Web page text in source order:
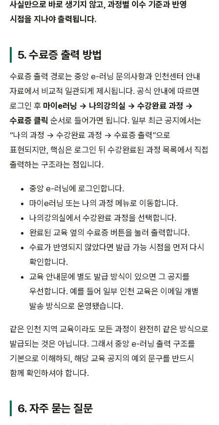
사실만으로 바로 생기지 않고, 과정별 이수 기준과 반영
시점을 지나야 출력됩니다.
5. 수료증 출력 방법
수료증 출력 경로는 중앙 e-러닝 문의사항과 인천센터 안내
자료에서 비교적 일관되게 제시됩니다. 공식 안내에 따르면
로그인 후 마이e러닝 → 나의강의실 → 수강완료 과정 →
수료증 클릭 순서로 들어가면 됩니다. 일부 최근 공지에서는
“나의 과정 → 수강완료 과정 → 수료증 출력”으로
표현되지만, 핵심은 로그인 뒤 수강완료된 과정 목록에서 직접
출력하는 구조라는 점입니다.
중앙 e-러닝에 로그인합니다.
마이e러닝 또는 나의 과정 메뉴로 이동합니다.
나의강의실에서 수강완료 과정을 선택합니다.
완료된 교육 옆의 수료증 버튼을 눌러 출력합니다.
수료가 반영되지 않았다면 발급 가능 시점을 먼저 다시
확인합니다.
교육 안내문에 별도 발급 방식이 있으면 그 공지를
우선합니다. 예를 들어 일부 인천 교육은 이메일 개별
발송 방식으로 운영됐습니다.
같은 인천 지역 교육이라도 모든 과정이 완전히 같은 방식으로
발급되는 것은 아닙니다. 그래서 중앙 e-러닝 출력 구조를
기본으로 이해하되, 해당 교육 공지의 예외 문구를 반드시
함께 확인하셔야 합니다.
6. 자주 묻는 질문